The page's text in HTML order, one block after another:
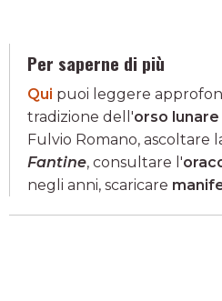
Per saperne di più
Qui puoi leggere
tradizione dell'orso lunare
Fulvio Romano, ascoltare
Fantine, consultare l'
negli anni, scaricare